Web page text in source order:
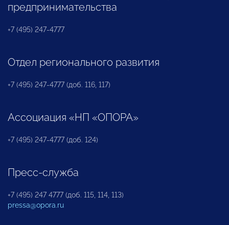
предпринимательства
+7 (495) 247-4777
Отдел регионального развития
+7 (495) 247-4777 (доб. 116, 117)
Ассоциация «НП «ОПОРА»
+7 (495) 247-4777 (доб. 124)
Пресс-служба
+7 (495) 247 4777 (доб. 115, 114, 113)
pressa@opora.ru